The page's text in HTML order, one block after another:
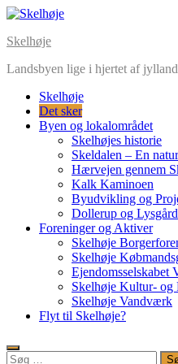
Skip
content
Skelhøje
Landsbyen lige i hjertet af jylland
Skelhøje
Det sker
Byen og lokalområdet
Skelhøjes historie
Skeldalen – En
Hærvejen gennem
Kalk Kaminoen
Byudvikling og
Dollerup og Lysgård
Foreninger og Aktiver
Skelhøje
Skelhøje
Ejendomsselskabet
Skelhøje Kultur- og
Skelhøje Vandværk
Flyt til Skelhøje?
Søg